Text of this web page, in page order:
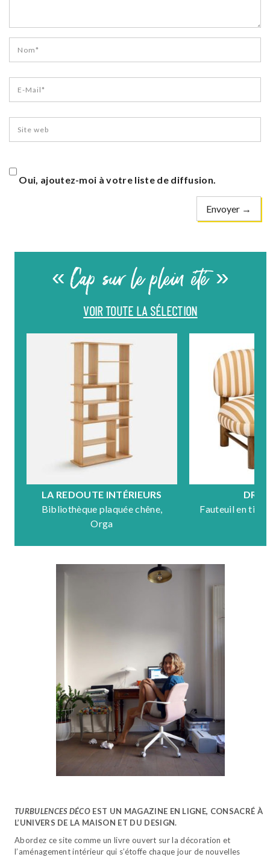
Oui, ajoutez-moi à votre liste de diffusion.
« Cap sur le plein été »
VOIR TOUTE LA SÉLECTION
LA REDOUTE INTÉRIEURS
Bibliothèque plaquée chêne,
Orga
Fauteuil en
TURBULENCES DÉCO EST UN MAGAZINE EN LIGNE, CONSACRÉ À
L’UNIVERS DE LA MAISON ET DU DESIGN.
Abordez ce site comme un livre ouvert sur la décoration et
l’aménagement intérieur qui s’étoffe chaque jour de nouvelles